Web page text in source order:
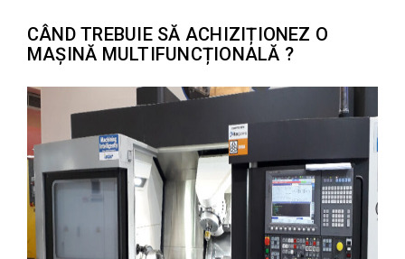
CÂND TREBUIE SĂ ACHIZIȚIONEZ O
MAȘINĂ MULTIFUNCȚIONALĂ ?